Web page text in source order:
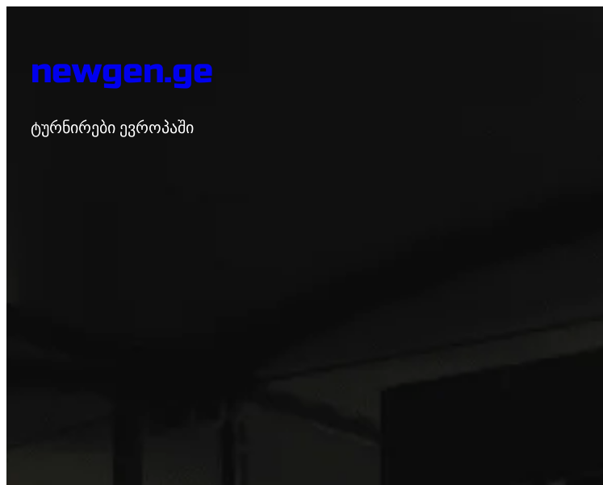
content
newgen.ge
ტურნირები ევროპაში